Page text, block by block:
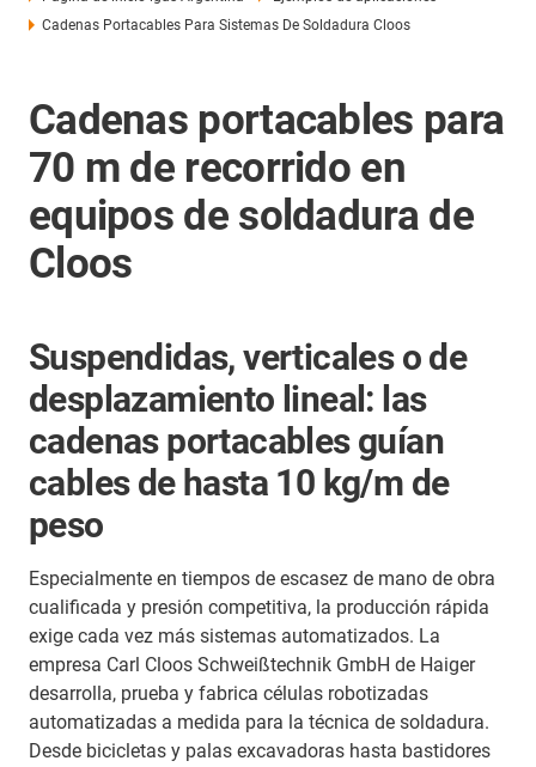
Cadenas Portacables Para Sistemas De Soldadura Cloos
Cadenas portacables para
70 m de recorrido en
equipos de soldadura de
Cloos
Suspendidas, verticales o de
desplazamiento lineal: las
cadenas portacables guían
cables de hasta 10 kg/m de
peso
Especialmente en tiempos de escasez de mano de obra
cualificada y presión competitiva, la producción rápida
exige cada vez más sistemas automatizados. La
empresa Carl Cloos Schweißtechnik GmbH de Haiger
desarrolla, prueba y fabrica células robotizadas
automatizadas a medida para la técnica de soldadura.
Desde bicicletas y palas excavadoras hasta bastidores